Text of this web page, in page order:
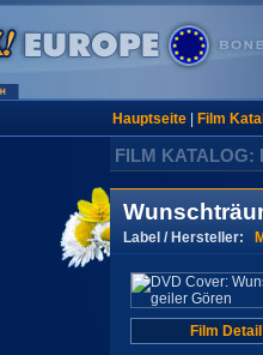
Hauptseite| Film
FILM KATALOG:
Label / Hersteller:
Film